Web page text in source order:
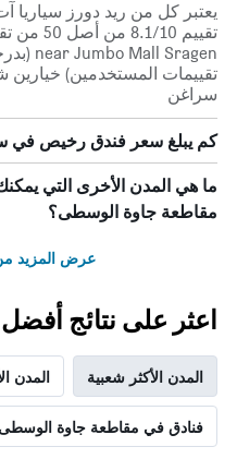
يعتبر كل من ريد دورز
تقييمات المستخدمين)
سراغن
كم يبلغ سعر فندق رخيص في
ما هي المدن الأخرى التي يمكنك
مقاطعة جاوة الوسطى؟
عرض المزيد
اعثر على نتائج
المدن الأكثر شعبية المدن
فنادق في مقاطعة جاوة الوسطى